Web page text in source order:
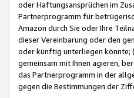
oder Haftungsansprüchen im
Partnerprogramm für
Amazon durch Sie oder Ihre
dieser Vereinbarung oder den
oder künftig unterliegen könnte;
gemeinsam mit Ihnen agieren,
das Partnerprogramm in der
gegen die Bestimmungen der